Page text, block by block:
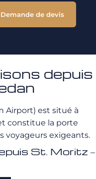
Demande de devis
depuis
Airport) est situé à
constitue la porte
voyageurs exigeants.
St. Moritz –